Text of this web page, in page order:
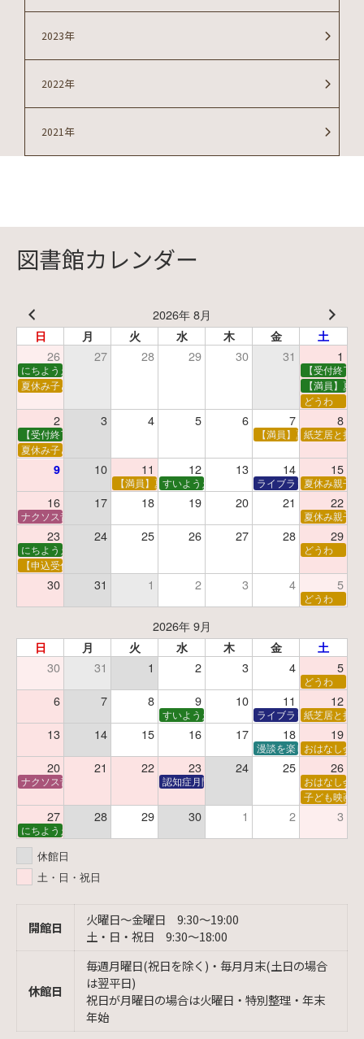
2023年
2022年
2021年
図書館カレンダー
2026年 8月
日 月 火 水 木 金 土
26 27 28 29 30 31 1
にちようえほん
【受付終了
夏休み子ども映画会
【満員】夏
どうわ
2 3 4 5 6 7 8
【受付終了】親子で挑戦！調べ学習ワークショップ 【満員】夏休み科学あ
紙芝居と折
夏休み子ども平和映画会
9 10 11 12 13 14 15
【満員】夏休みおはなし工作会
すいようえほん ライブラリーシアター
夏休み親子
16 17 18 19 20 21 22
ナクソス音楽会 第5回 NHK交響楽団創立100年 夏休み親子
23 24 25 26 27 28 29
にちようえほん
どうわ
【申込受付中】ゆうべのこわ～いおはなし会
30 31 1 2 3 4 5
どうわ
2026年 9月
日 月 火 水 木 金 土
30 31 1 2 3 4 5
どうわ
6 7 8 9 10 11 12
すいようえほん ライブラリーシアター
紙芝居と折
13 14 15 16 17 18 19
漫談を楽しむ会 ～漫談
おはなし会
20 21 22 23 24 25 26
ナクソス音楽会 第6回 宇宙を感じるクラシック認知症月間 特別映画会「調査屋マオさんの恋
おはなし会
子ども映画会
27 28 29 30 1 2 3
にちようえほん
休館日
土・日・祝日
開館日
火曜日〜金曜日 9:30〜19:00
土・日・祝日 9:30〜18:00
休館日
毎週月曜日(祝日を除く)・毎月月末(土日の場合
は翌平日)
祝日が月曜日の場合は火曜日・特別整理・年末
年始